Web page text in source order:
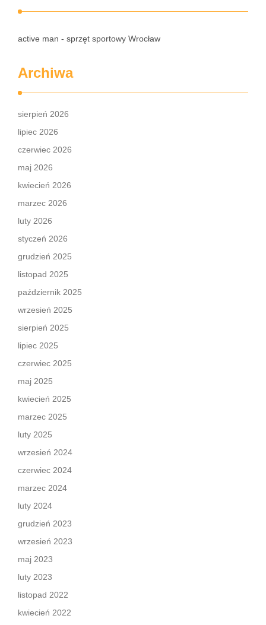
active man - sprzęt sportowy Wrocław
Archiwa
sierpień 2026
lipiec 2026
czerwiec 2026
maj 2026
kwiecień 2026
marzec 2026
luty 2026
styczeń 2026
grudzień 2025
listopad 2025
październik 2025
wrzesień 2025
sierpień 2025
lipiec 2025
czerwiec 2025
maj 2025
kwiecień 2025
marzec 2025
luty 2025
wrzesień 2024
czerwiec 2024
marzec 2024
luty 2024
grudzień 2023
wrzesień 2023
maj 2023
luty 2023
listopad 2022
kwiecień 2022